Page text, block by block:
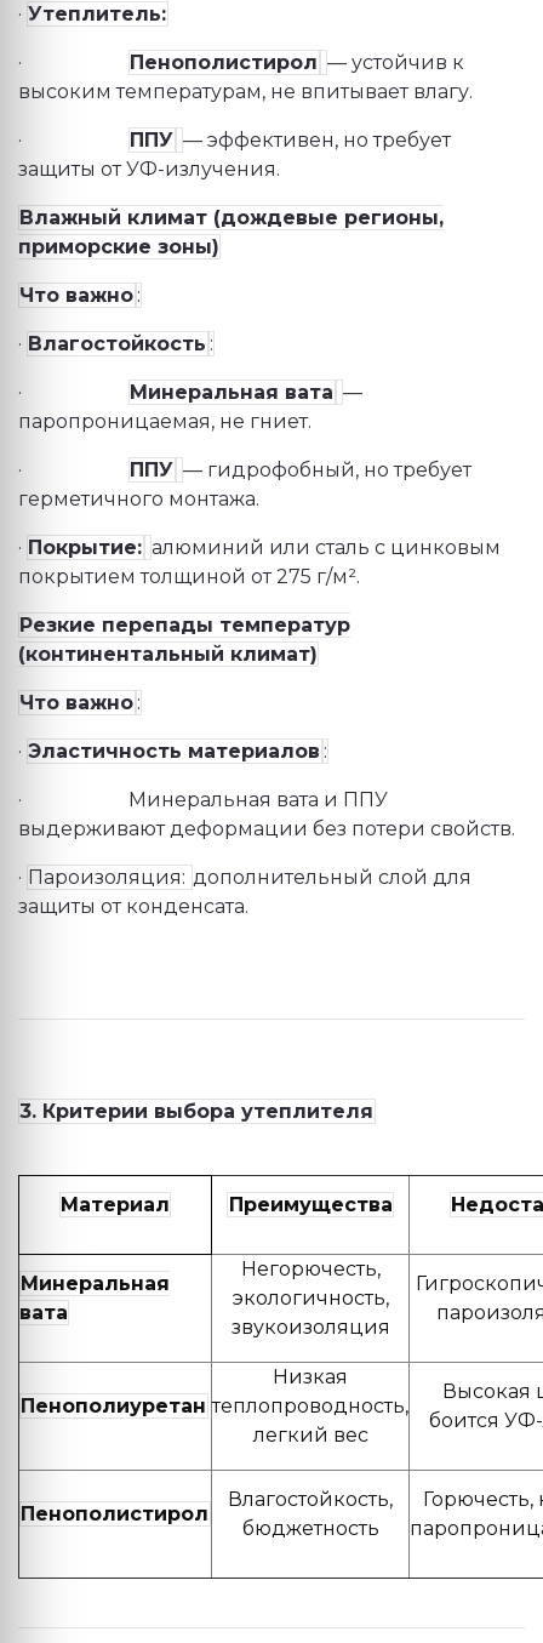
· Утеплитель:
· Пенополистирол — устойчив к
высоким температурам, не впитывает влагу.
· ППУ — эффективен, но требует
защиты от УФ-излучения.
Влажный климат (дождевые регионы,
приморские зоны)
Что важно :
· Влагостойкость :
· Минеральная вата —
паропроницаемая, не гниет.
· ППУ — гидрофобный, но требует
герметичного монтажа.
· Покрытие: алюминий или сталь с цинковым
покрытием толщиной от 275 г/м².
Резкие перепады температур
(континентальный климат)
Что важно :
· Эластичность материалов :
· Минеральная вата и ППУ
выдерживают деформации без потери свойств.
· Пароизоляция: дополнительный слой для
защиты от конденсата.
3. Критерии выбора утеплителя
Материал Преимущества
Минеральная
вата
Негорючесть,
экологичность,
звукоизоляция
Пенополиуретан
Низкая
теплопроводность,
легкий вес
Высокая
боится
Пенополистирол
Влагостойкость,
бюджетность
Горючесть,